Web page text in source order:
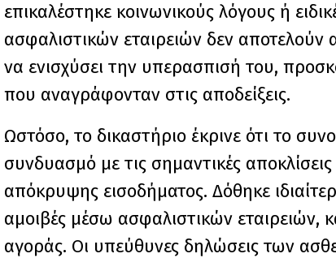
επικαλέστηκε κοινωνικούς λόγους ή
ασφαλιστικών εταιρειών δεν αποτελούν
να ενισχύσει την υπερασπισή του,
που αναγράφονταν στις αποδείξεις.
Ωστόσο, το δικαστήριο έκρινε ότι το
συνδυασμό με τις σημαντικές
απόκρυψης εισοδήματος. Δόθηκε
αμοιβές μέσω ασφαλιστικών εταιρειών,
αγοράς. Οι υπεύθυνες δηλώσεις των